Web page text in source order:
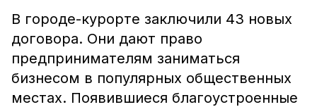
В городе-курорте заключили 43 новых
договора. Они дают право
предпринимателям заниматься
бизнесом в популярных общественных
местах. Появившиеся благоустроенные